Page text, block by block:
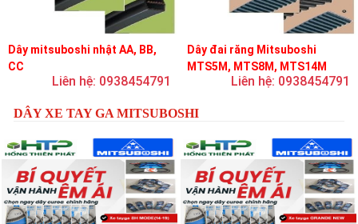
Dây mitsuboshi nhật AA, BB,
CC
Liên hệ: 0938454791
Dây đai răng Mitsuboshi
MTS5M, MTS8M, MTS14M
Liên hệ: 0938454791
DÂY XE TAY GA MITSUBOSHI